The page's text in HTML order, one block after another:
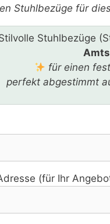
Stuhlbezüge für
Stuhlbezüge
für einen
perfekt abgestimmt
(für Ihr